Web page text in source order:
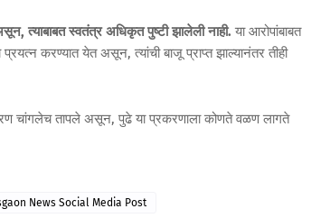
त्याबाबत स्वतंत्र अधिकृत पुष्टी झालेली नाही. या आरोपांबाबत
करण्यात येत असून, त्यांची बाजू प्राप्त झाल्यानंतर तीही
चांगलेच तापले असून, पुढे या प्रकरणाला कोणते वळण लागते
News Social Media Post